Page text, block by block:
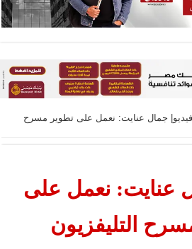
فيديو| جمال عنايت: نعمل على تطوير مسرح
عنايت: نعمل على
التليفزيون